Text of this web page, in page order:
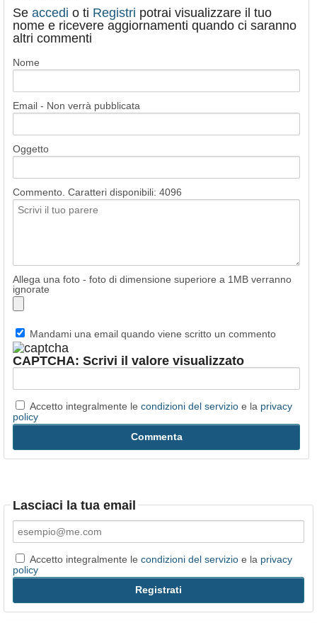
Se accedi o ti Registri potrai visualizzare il tuo
nome e ricevere aggiornamenti quando ci saranno
altri commenti
Nome
Email - Non verrà pubblicata
Oggetto
Commento. Caratteri disponibili: 4096
Allega una foto - foto di dimensione superiore a 1MB verranno
ignorate
Mandami una email quando viene scritto un commento
CAPTCHA: Scrivi il valore visualizzato
Accetto integralmente le condizioni del servizio e la privacy
policy
Lasciaci la tua email
Accetto integralmente le condizioni del servizio e la privacy
policy